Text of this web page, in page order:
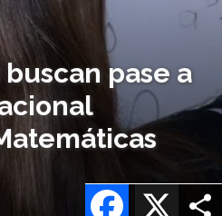
pase a
X
Facebook